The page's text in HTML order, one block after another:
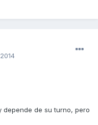
depende de su turno, pero